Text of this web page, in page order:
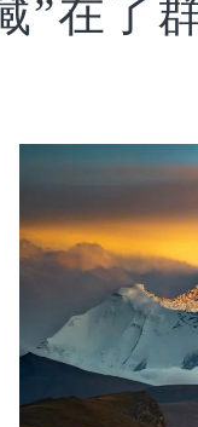
”在了